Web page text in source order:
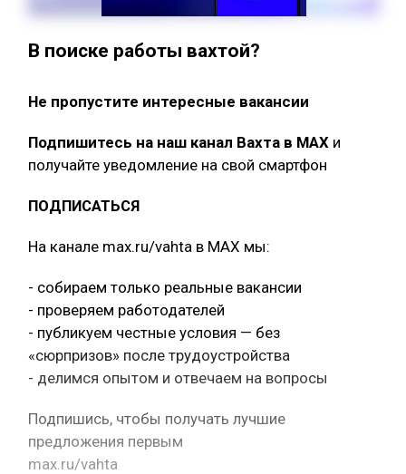
В поиске работы вахтой?
Не пропустите интересные вакансии
Подпишитесь на наш канал Вахта в МАХ и
получайте уведомление на свой смартфон
ПОДПИСАТЬСЯ
На канале max.ru/vahta в MAX мы:
- собираем только реальные вакансии
- проверяем работодателей
- публикуем честные условия — без
«сюрпризов» после трудоустройства
- делимся опытом и отвечаем на вопросы
Подпишись, чтобы получать лучшие
предложения первым
max.ru/vahta